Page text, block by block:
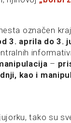
označen
3. aprila do 3.
–
kao i
tako su